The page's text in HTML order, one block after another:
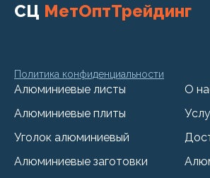
СЦ МетОптТрейдинг
Политика конфиденциальности
Алюминиевые листы
Алюминиевые плиты
Уголок алюминиевый
Алюминиевые заготовки
О